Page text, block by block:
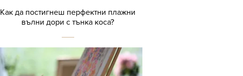
Как да постигнеш перфектни плажни
вълни дори с тънка коса?